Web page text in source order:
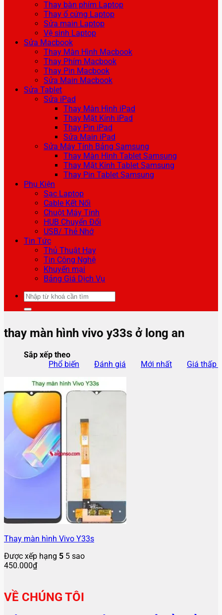
Thay bàn phím Laptop
Thay ổ cứng Laptop
Sửa main Laptop
Vệ sinh Laptop
Sửa Macbook
Thay Màn Hình Macbook
Thay Phím Macbook
Thay Pin Macbook
Sửa Main Macbook
Sửa Tablet
Sửa iPad
Thay Màn Hình iPad
Thay Mặt Kính iPad
Thay Pin iPad
Sửa Main iPad
Sửa Máy Tính Bảng Samsung
Thay Màn Hình Tablet Samsung
Thay Mặt Kính Tablet Samsung
Thay Pin Tablet Samsung
Phụ Kiện
Sạc Laptop
Cable Kết Nối
Chuột Máy Tính
HUB Chuyển Đổi
USB/ Thẻ Nhớ
Tin Tức
Thủ Thuật Hay
Tin Công Nghệ
Khuyến mại
Bảng Giá Dịch Vụ
Tìm
kiếm:
thay màn hình vivo y33s ở long an
Sắp xếp theo
Phổ biến
Đánh giá Mới nhất Giá thấp
Thay màn hình Vivo Y33s
Được xếp hạng 5 5 sao
450.000₫
VỀ CHÚNG TÔI